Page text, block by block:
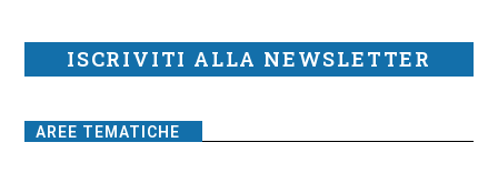
ISCRIVITI ALLA NEWSLETTER
AREE TEMATICHE